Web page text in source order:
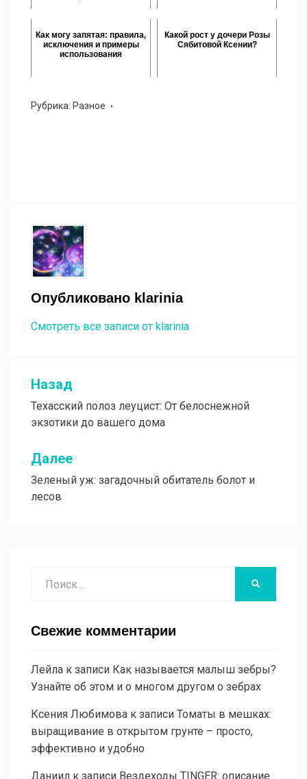
Как могу запятая: правила,
исключения и примеры
использования
Какой рост у дочери Розы
Сябитовой Ксении?
Рубрика: Разное
Опубликовано klarinia
Смотреть все записи от klarinia
Навигация
по
записям
Назад
Техасский полоз леуцист: От белоснежной
экзотики до вашего дома
Далее
Зеленый уж: загадочный обитатель болот и
лесов
Свежие комментарии
Лейла к записи Как называется малыш зебры?
Узнайте об этом и о многом другом о зебрах
Ксения Любимова к записи Томаты в мешках:
выращивание в открытом грунте – просто,
эффективно и удобно
Даниил к записи Вездеходы TINGER: описание